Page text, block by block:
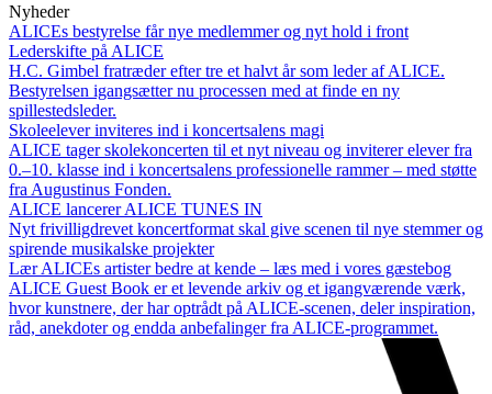
Nyheder
ALICEs bestyrelse får nye medlemmer og nyt hold i front
Lederskifte på ALICE
H.C. Gimbel fratræder efter tre et halvt år som leder af ALICE.
Bestyrelsen igangsætter nu processen med at finde en ny
spillestedsleder.
Skoleelever inviteres ind i koncertsalens magi
ALICE tager skolekoncerten til et nyt niveau og inviterer elever fra
0.–10. klasse ind i koncertsalens professionelle rammer – med støtte
fra Augustinus Fonden.
ALICE lancerer ALICE TUNES IN
Nyt frivilligdrevet koncertformat skal give scenen til nye stemmer og
spirende musikalske projekter
Lær ALICEs artister bedre at kende – læs med i vores gæstebog
ALICE Guest Book er et levende arkiv og et igangværende værk,
hvor kunstnere, der har optrådt på ALICE-scenen, deler inspiration,
råd, anekdoter og endda anbefalinger fra ALICE-programmet.